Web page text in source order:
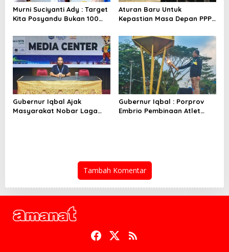
Murni Suciyanti Ady : Target
Kita Posyandu Bukan 100
Persen Berfungsi
Aturan Baru Untuk
Kepastian Masa Depan PPPK
Gubernur Iqbal Ajak
Masyarakat Nobar Laga
Gubernur Iqbal : Porprov
Embrio Pembinaan Atlet
Tambah Komentar